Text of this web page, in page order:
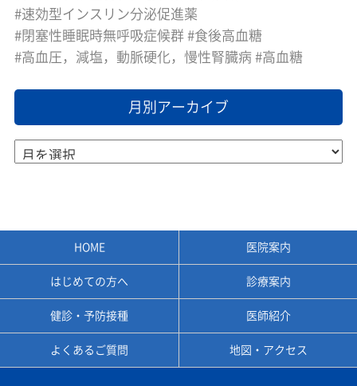
速効型インスリン分泌促進薬
閉塞性睡眠時無呼吸症候群
食後高血糖
高血圧，減塩，動脈硬化，慢性腎臓病
高血糖
月別アーカイブ
HOME 医院案内
はじめての方へ 診療案内
健診・予防接種 医師紹介
よくあるご質問 地図・アクセス